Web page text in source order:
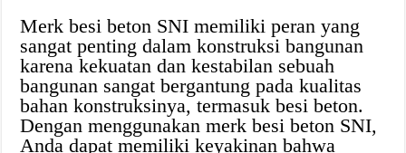
Merk besi beton SNI memiliki peran yang
sangat penting dalam konstruksi bangunan
karena kekuatan dan kestabilan sebuah
bangunan sangat bergantung pada kualitas
bahan konstruksinya, termasuk besi beton.
Dengan menggunakan merk besi beton SNI,
Anda dapat memiliki keyakinan bahwa